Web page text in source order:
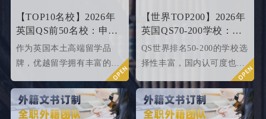
【TOP10名校】2026年
英国QS前50名校：申请
条件终极大盘点！
作为英国本土高端留学品
牌，优越留学拥有丰富的名
校申请成功案例，借此篇文
章为大家盘点英国top 10名
校2024年申请条件，给正在
【世界TOP200】2026年
英国QS70-200学校：申
请条件大盘点
QS世界排名50-200的学校选
择性丰富，国内认可度也很
高，所以今天优越就来给大
家盘点一下25fallQS前50-
000内英国院校的申请条件